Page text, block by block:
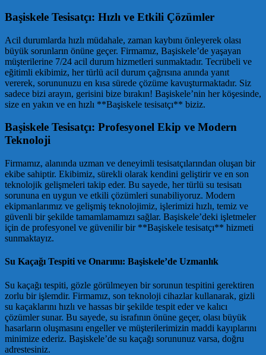
Başiskele Tesisatçı: Hızlı ve Etkili Çözümler
Acil durumlarda hızlı müdahale, zaman kaybını önleyerek olası
büyük sorunların önüne geçer. Firmamız, Başiskele’de yaşayan
müşterilerine 7/24 acil durum hizmetleri sunmaktadır. Tecrübeli ve
eğitimli ekibimiz, her türlü acil durum çağrısına anında yanıt
vererek, sorununuzu en kısa sürede çözüme kavuşturmaktadır. Siz
sadece bizi arayın, gerisini bize bırakın! Başiskele’nin her köşesinde,
size en yakın ve en hızlı **Başiskele tesisatçı** biziz.
Başiskele Tesisatçı: Profesyonel Ekip ve Modern
Teknoloji
Firmamız, alanında uzman ve deneyimli tesisatçılarından oluşan bir
ekibe sahiptir. Ekibimiz, sürekli olarak kendini geliştirir ve en son
teknolojik gelişmeleri takip eder. Bu sayede, her türlü su tesisatı
sorununa en uygun ve etkili çözümleri sunabiliyoruz. Modern
ekipmanlarımız ve gelişmiş teknolojimiz, işlerimizi hızlı, temiz ve
güvenli bir şekilde tamamlamamızı sağlar. Başiskele’deki işletmeler
için de profesyonel ve güvenilir bir **Başiskele tesisatçı** hizmeti
sunmaktayız.
Su Kaçağı Tespiti ve Onarımı: Başiskele’de Uzmanlık
Su kaçağı tespiti, gözle görülmeyen bir sorunun tespitini gerektiren
zorlu bir işlemdir. Firmamız, son teknoloji cihazlar kullanarak, gizli
su kaçaklarını hızlı ve hassas bir şekilde tespit eder ve kalıcı
çözümler sunar. Bu sayede, su israfının önüne geçer, olası büyük
hasarların oluşmasını engeller ve müşterilerimizin maddi kayıplarını
minimize ederiz. Başiskele’de su kaçağı sorununuz varsa, doğru
adrestesiniz.